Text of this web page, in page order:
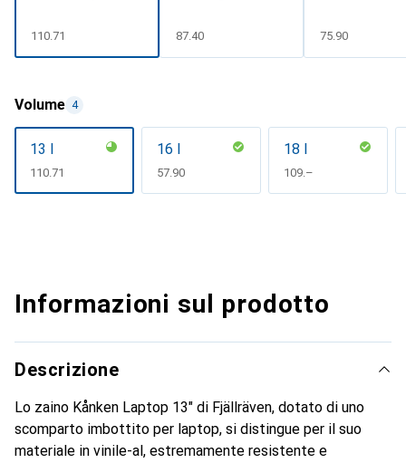
CHF
110.71 CHF
87.40 CHF
75.90
Volume 4
13 l
CHF
110.71
16 l
CHF
57.90
18 l
CHF
109.–
Informazioni sul prodotto
Descrizione
Lo zaino Kånken Laptop 13" di Fjällräven, dotato di uno
scomparto imbottito per laptop, si distingue per il suo
materiale in vinile-al, estremamente resistente e